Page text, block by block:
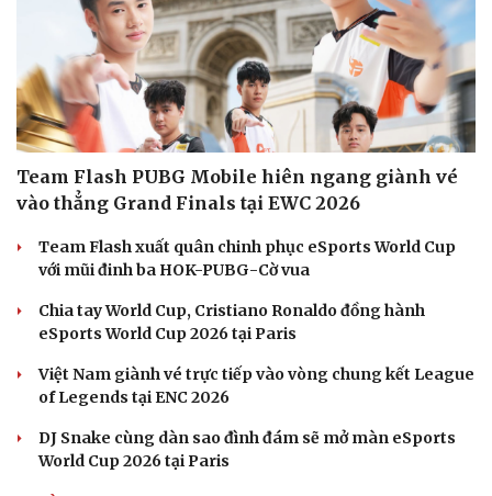
Văn hóa
Văn học
Âm nhạc
Giải trí
Thời trang
Sao Việt
Team Flash PUBG Mobile hiên ngang giành vé
vào thẳng Grand Finals tại EWC 2026
Team Flash xuất quân chinh phục eSports World Cup
với mũi đinh ba HOK-PUBG-Cờ vua
Chia tay World Cup, Cristiano Ronaldo đồng hành
eSports World Cup 2026 tại Paris
Việt Nam giành vé trực tiếp vào vòng chung kết League
of Legends tại ENC 2026
DJ Snake cùng dàn sao đình đám sẽ mở màn eSports
World Cup 2026 tại Paris